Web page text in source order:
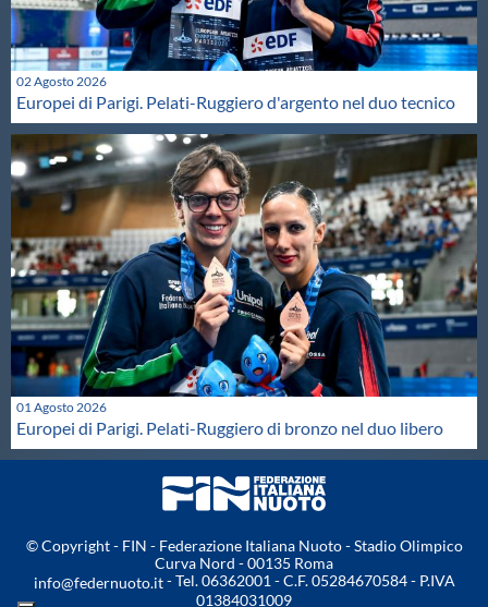
02 Agosto 2026
Europei di Parigi. Pelati-Ruggiero d'argento nel duo tecnico
01 Agosto 2026
Europei di Parigi. Pelati-Ruggiero di bronzo nel duo libero
© Copyright - FIN - Federazione Italiana Nuoto - Stadio Olimpico
Curva Nord - 00135 Roma
info@federnuoto.it- Tel. 06362001 - C.F. 05284670584 - P.IVA
01384031009